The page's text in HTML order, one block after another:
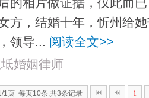
方，结婚十年，忻州给
领导... 阅读全文>>
婚姻律师
1页 每页10条,共3条记录 1